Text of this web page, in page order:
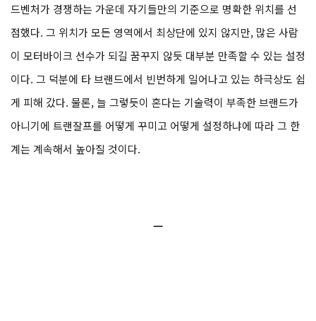
드벤처가 경쟁하는 가운데 자기들만의 기준으로 명확한 위치를 선
점했다. 그 위치가 모든 영역에서 최상단에 있지 않지만, 많은 사람
이 모터바이크 선수가 되길 꿈꾸지 않듯 대부분 만족할 수 있는 설정
이다. 그 덕분에 타 브랜드에서 빈번하게 일어나고 있는 하극상도 쉽
게 피해 갔다. 물론, 늘 그렇듯이 혼다는 기술력이 부족한 브랜드가
아니기에 트랜잘프를 어떻게 꾸미고 어떻게 설정하냐에 따라 그 한
계는 계속해서 높아질 것이다.
ㅡ